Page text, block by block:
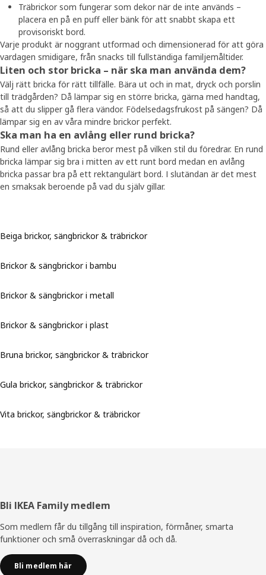
Träbrickor som fungerar som dekor när de inte används –
placera en på en puff eller bänk för att snabbt skapa ett
provisoriskt bord.
Varje produkt är noggrant utformad och dimensionerad för att göra
vardagen smidigare, från snacks till fullständiga familjemåltider.
Liten och stor bricka – när ska man använda dem?
Välj rätt bricka för rätt tillfälle. Bära ut och in mat, dryck och porslin
till trädgården? Då lämpar sig en större bricka, gärna med handtag,
så att du slipper gå flera vändor. Födelsedagsfrukost på sängen? Då
lämpar sig en av våra mindre brickor perfekt.
Ska man ha en avlång eller rund bricka?
Rund eller avlång bricka beror mest på vilken stil du föredrar. En rund
bricka lämpar sig bra i mitten av ett runt bord medan en avlång
bricka passar bra på ett rektangulärt bord. I slutändan är det mest
en smaksak beroende på vad du själv gillar.
Beiga brickor, sängbrickor & träbrickor
Brickor & sängbrickor i bambu
Brickor & sängbrickor i metall
Brickor & sängbrickor i plast
Bruna brickor, sängbrickor & träbrickor
Gula brickor, sängbrickor & träbrickor
Vita brickor, sängbrickor & träbrickor
Sidfot
Bli IKEA Family medlem
Som medlem får du tillgång till inspiration, förmåner, smarta
funktioner och små överraskningar då och då.
Bli medlem här